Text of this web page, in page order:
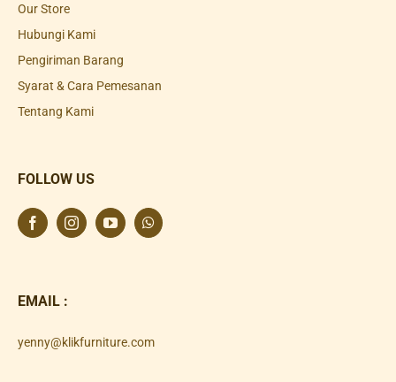
Our Store
Hubungi Kami
Pengiriman Barang
Syarat & Cara Pemesanan
Tentang Kami
FOLLOW US
EMAIL :
yenny@klikfurniture.com